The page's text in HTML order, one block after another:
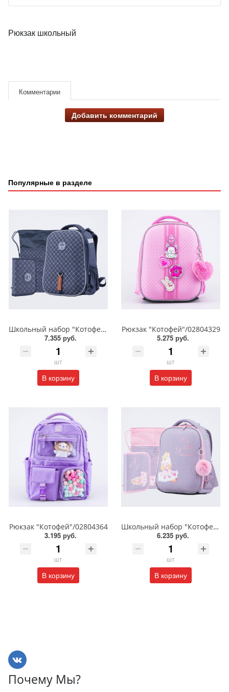
Рюкзак школьный
Комментарии
Добавить комментарий
Популярные в разделе
Школьный набор "Котофей"/Формованный рюкзак/Мешок для обуви/Пенал/02704338
7.355 руб.
шт
В корзину
Рюкзак "Котофей"/02804329
5.275 руб.
шт
В корзину
Рюкзак "Котофей"/02804364
3.195 руб.
шт
В корзину
Школьный набор "Котофей"/Формованный рюкзак/Мешок для обуви/Пенал/02817330
6.235 руб.
шт
В корзину
Почему Мы?